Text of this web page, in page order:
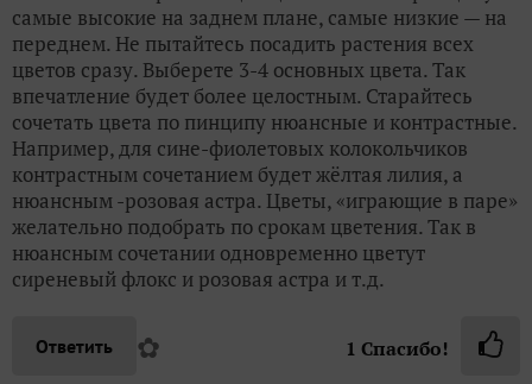
самые высокие на заднем плане, самые низкие — на
переднем. Не пытайтесь посадить растения всех
цветов сразу. Выберете 3-4 основных цвета. Так
впечатление будет более целостным. Старайтесь
сочетать цвета по пинципу нюансные и контрастные.
Например, для сине-фиолетовых колокольчиков
контрастным сочетанием будет жёлтая лилия, а
нюансным -розовая астра. Цветы, «играющие в паре»
желательно подобрать по срокам цветения. Так в
нюансным сочетании одновременно цветут
сиреневый флокс и розовая астра и т.д.
Ответить ✿ 1 Спасибо!